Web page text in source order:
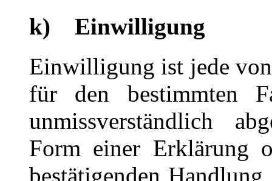
k) Einwilligung
Einwilligung ist jede
für den bestimmten
unmissverständlich
Form einer Erklärung
bestätigenden